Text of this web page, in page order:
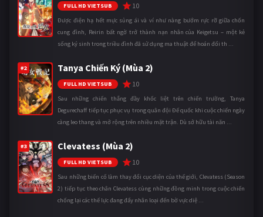
FULL HD VIETSUB 10
Được điện hạ hết mực sủng ái và ví như nàng bướm rực rỡ giữa chốn
cung đình, Reirin bất ngờ trở thành nạn nhân của Keigetsu – một kẻ
sống ký sinh trong triều đình đã sử dụng ma thuật để hoán đổi th ...
#2 Tanya Chiến Ký (Mùa 2)
FULL HD VIETSUB 10
Sau những chiến thắng đầy khốc liệt trên chiến trường, Tanya
Degurechaff tiếp tục phục vụ trong quân đội Đế quốc khi cuộc chiến ngày
càng leo thang và mở rộng trên nhiều mặt trận. Dù sở hữu tài năn ...
#3 Clevatess (Mùa 2)
FULL HD VIETSUB 10
Sau những biến cố làm thay đổi cục diện của thế giới, Clevatess (Season
2) tiếp tục theo chân Clevatess cùng những đồng minh trong cuộc chiến
chống lại các thế lực đang đẩy nhân loại đến bờ vực diệ ...